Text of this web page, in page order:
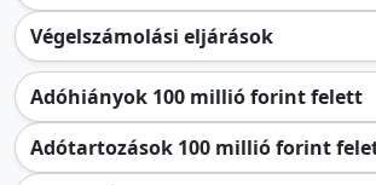
Végelszámolási eljárások
Adóhiányok 100 millió forint felett
Adótartozások 100 millió forint